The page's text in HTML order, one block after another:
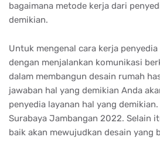
bagaimana metode kerja dari
demikian.
Untuk mengenal cara kerja
dengan menjalankan komunikasi
dalam membangun desain rumah
jawaban hal yang demikian Anda
penyedia layanan hal yang
Surabaya Jambangan 2022. Selain
baik akan mewujudkan desain yang